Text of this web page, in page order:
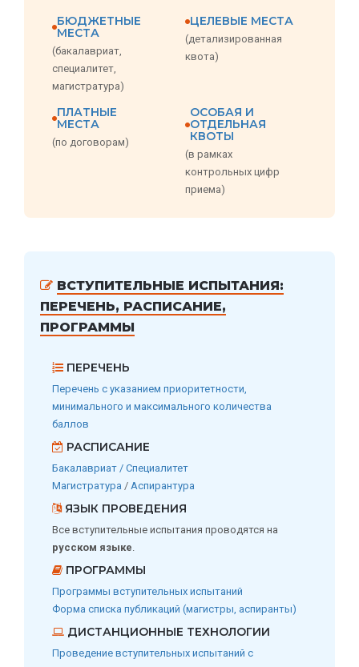
БЮДЖЕТНЫЕ
МЕСТА
(бакалавриат,
специалитет,
магистратура)
ЦЕЛЕВЫЕ МЕСТА
(детализированная
квота)
ПЛАТНЫЕ
МЕСТА
(по договорам)
ОСОБАЯ И
ОТДЕЛЬНАЯ
КВОТЫ
(в рамках
контрольных цифр
приема)
ВСТУПИТЕЛЬНЫЕ ИСПЫТАНИЯ:
ПЕРЕЧЕНЬ, РАСПИСАНИЕ,
ПРОГРАММЫ
ПЕРЕЧЕНЬ
Перечень с указанием приоритетности,
минимального и максимального количества
баллов
РАСПИСАНИЕ
Бакалавриат / Специалитет
Магистратура / Аспирантура
ЯЗЫК ПРОВЕДЕНИЯ
Все вступительные испытания проводятся на
русском языке
ПРОГРАММЫ
Программы вступительных испытаний
Форма списка публикаций (магистры, аспиранты)
ДИСТАНЦИОННЫЕ ТЕХНОЛОГИИ
Проведение вступительных испытаний с